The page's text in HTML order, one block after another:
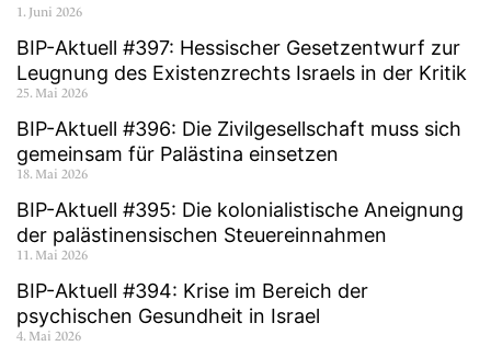
1. Juni 2026
BIP-Aktuell #397: Hessischer Gesetzentwurf zur
Leugnung des Existenzrechts Israels in der Kritik
25. Mai 2026
BIP-Aktuell #396: Die Zivilgesellschaft muss sich
gemeinsam für Palästina einsetzen
18. Mai 2026
BIP-Aktuell #395: Die kolonialistische Aneignung
der palästinensischen Steuereinnahmen
11. Mai 2026
BIP-Aktuell #394: Krise im Bereich der
psychischen Gesundheit in Israel
4. Mai 2026